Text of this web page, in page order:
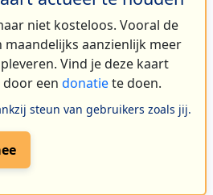
niet kosteloos. Vooral de
aanzienlijk meer
Vind je deze kaart
door een donatiete doen.
steun van gebruikers zoals jij.